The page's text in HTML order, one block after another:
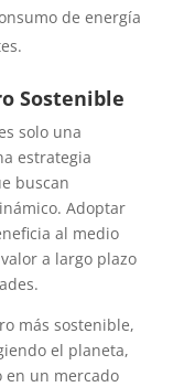
de energía
Sostenible
solo una
estrategia
buscan
Adoptar
al medio
a largo plazo
más sostenible,
el planeta,
en un mercado